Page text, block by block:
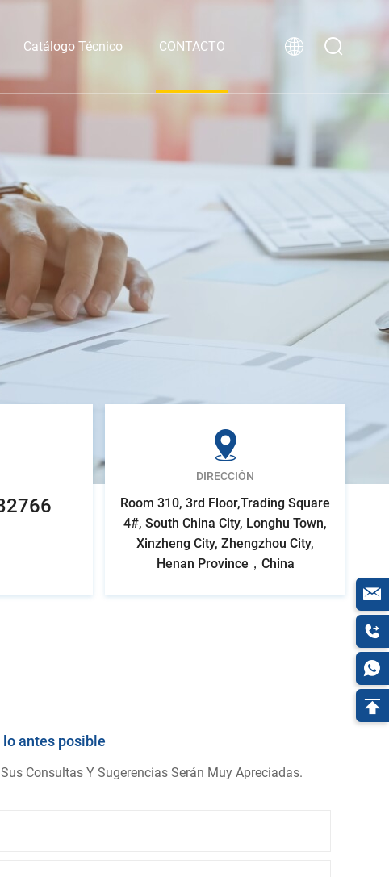
Catálogo Técnico CONTACTO
DIRECCIÓN
Room 310, 3rd Floor,Trading Square
4#, South China City, Longhu Town,
Xinzheng City, Zhengzhou City,
Henan Province，China
antes posible
Consultas Y Sugerencias Serán Muy Apreciadas.